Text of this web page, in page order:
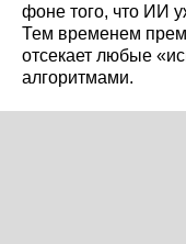
фоне того, что ИИ
Тем временем
отсекает любые
алгоритмами.